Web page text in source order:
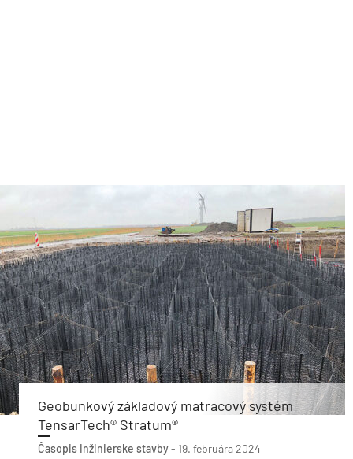
Geobunkový základový matracový systém
TensarTech® Stratum®
Časopis Inžinierske stavby- 19. februára 2024